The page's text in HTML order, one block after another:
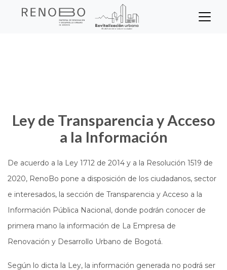
Sitio Web Empresa de
Transparencia
Ley de Transparencia y Acceso
a la Información
De acuerdo a la Ley 1712 de 2014 y a la Resolución 1519 de
2020, RenoBo pone a disposición de los ciudadanos, sector
e interesados, la sección de Transparencia y Acceso a la
Información Pública Nacional, donde podrán conocer de
primera mano la información de La Empresa de
Renovación y Desarrollo Urbano de Bogotá.
Según lo dicta la Ley, la información generada no podrá ser